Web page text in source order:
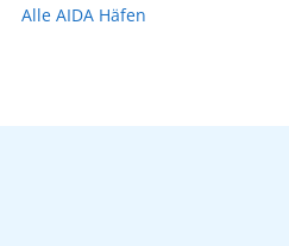
Alle AIDA Häfen